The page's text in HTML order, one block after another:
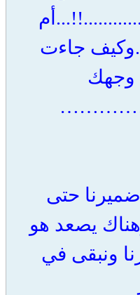
جاءت
وجهك
حتى
يصعد هو
ونبقى في